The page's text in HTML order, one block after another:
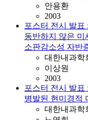
안용환
2003
포스터 전시 발표
동반하지 않은 미
소판감소성 자반
대한내과학
이상원
2003
포스터 전시 발표
병발된 현미경적
대한내과학